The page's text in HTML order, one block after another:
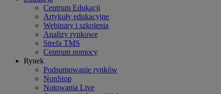
Centrum Edukacji
Artykuły edukacyjne
Webinary i szkolenia
Analizy rynkowe
Strefa TMS
Centrum pomocy
Rynek
Podsumowanie rynków
NonStop
Notowania Live